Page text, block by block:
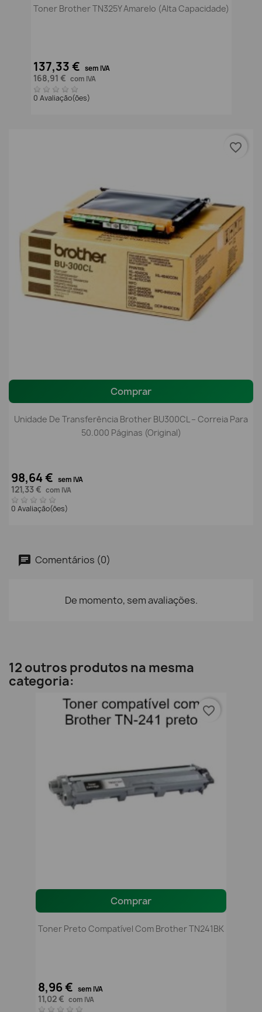
Toner Brother TN325Y Amarelo (alta Capacidade)
137,33 € sem IVA
168,91 € com IVA
0 Avaliação(ões)
Comprar
Unidade De Transferência Brother BU300CL – Correia Para
50.000 Páginas (Original)
98,64 € sem IVA
121,33 € com IVA
0 Avaliação(ões)
favorite_border
Comentários (0)
De momento, sem avaliações.
12 outros produtos na mesma
categoria:
Comprar
Toner Preto Compatível Com Brother TN241BK
8,96 € sem IVA
11,02 € com IVA
favorite_border